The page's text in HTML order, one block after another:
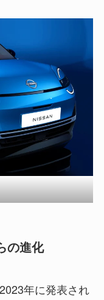
の進化
年に発表され